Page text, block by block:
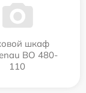
шкаф
BO 480-
110